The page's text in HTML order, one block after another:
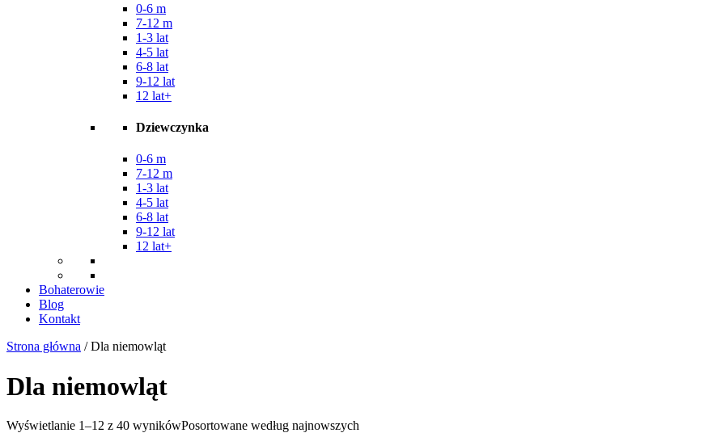
0-6 m
7-12 m
1-3 lat
4-5 lat
6-8 lat
9-12 lat
12 lat+
Dziewczynka
0-6 m
7-12 m
1-3 lat
4-5 lat
6-8 lat
9-12 lat
12 lat+
Bohaterowie
Blog
Kontakt
Strona główna / Dla niemowląt
Dla niemowląt
Wyświetlanie 1–12 z 40 wynikówPosortowane według najnowszych